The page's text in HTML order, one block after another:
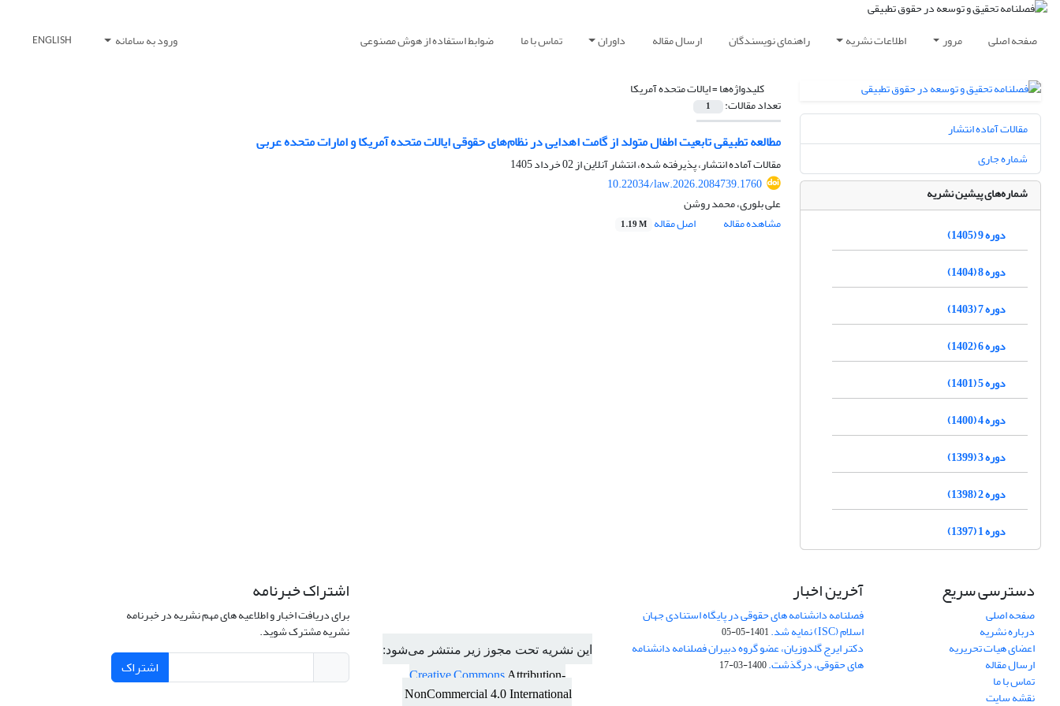
صفحه اصلی مرور اطلاعات نشریه راهنمای نویسندگان ارسال مقاله داوران تماس با ما ضوابط استفاده از هوش مصنوعی ورود به سامانه ENGLISH
کلیدواژه‌ها =ایالات متحده آمریکا
تعداد مقالات: 1
مطالعه تطبیقی تابعیت اطفال متولد از گامت اهدایی در نظام‌های حقوقی ایالات متحده آمریکا و امارات متحده عربی
مقالات آماده انتشار، پذیرفته شده، انتشار آنلاین از02 خرداد 1405
10.22034/law.2026.2084739.1760
علی بلوری، محمد روشن
مشاهده مقاله
اصل مقاله 1.19 M
مقالات آماده انتشار
شماره جاری
شماره‌های پیشین نشریه
دوره 9 (1405)
دوره 8 (1404)
دوره 7 (1403)
دوره 6 (1402)
دوره 5 (1401)
دوره 4 (1400)
دوره 3 (1399)
دوره 2 (1398)
دوره 1 (1397)
دسترسی سریع
صفحه اصلی
درباره نشریه
اعضای هیات تحریریه
ارسال مقاله
تماس با ما
نقشه سایت
آخرین اخبار
فصلنامه دانشنامه های حقوقی در پایگاه استنادی جهان
اسلام (ISC) نمایه شد. 1401-05-05
دکتر ایرج گلدوزیان، عضو گروه دبیران فصلنامه دانشنامه
های حقوقی، درگذشت.1400-03-17
این نشریه تحت مجوز زیر منتشر می‌شود:
Creative Commons Attribution-
NonCommercial 4.0 International
اشتراک خبرنامه
برای دریافت اخبار و اطلاعیه های مهم نشریه در خبرنامه
نشریه مشترک شوید.
اشتراک